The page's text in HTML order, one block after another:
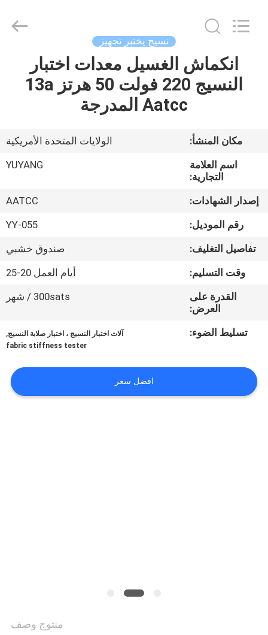
مسكن
عرض
الواقع
الافتراضي
معلومات
جولة
المعمل
بنا
INSTRUMENT
نسيج يختبر تجهيز
انكماش الغسيل معدات اختبار
النسيج 220 فولت 50 هرتز 13a
Aatcc المدرجة
مكان المنشأ:
الولايات المتحدة الأمريكية
اسم العلامة
التجارية:
YUYANG
إصدار الشهادات:
AATCC
رقم الموديل:
YY-055
تفاصيل التغليف:
صندوق خشبي
وقت التسليم:
أيام العمل 20-25
القدرة على
العرض:
300sats / شهر
تسليط الضوء: آلات اختبار النسيج ، اختبار صلابة النسيج,
fabric stiffness tester
افضل سعر
منتوج وصف